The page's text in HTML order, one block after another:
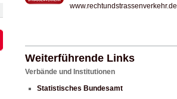
www.rechtundstrassenverkehr.de
Weiterführende Links
Verbände und Institutionen
Statistisches Bundesamt